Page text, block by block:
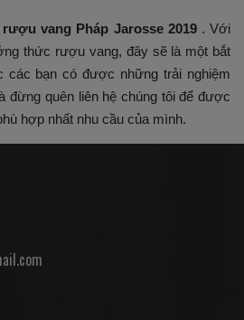
rượu vang Pháp Jarosse 2019 . Với
thức rượu vang, đây sẽ là một bắt
các bạn có được những trải nghiệm
đừng quên liên hệ chúng tôi để được
hợp nhất nhu cầu của mình.